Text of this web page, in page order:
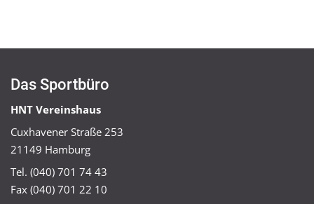
Das Sportbüro
HNT Vereinshaus
Cuxhavener Straße 253
21149 Hamburg
Tel. (040) 701 74 43
Fax (040) 701 22 10